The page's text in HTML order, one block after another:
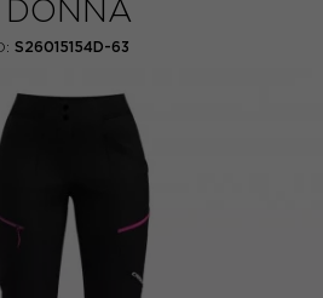
DONNA
S26015154D-63